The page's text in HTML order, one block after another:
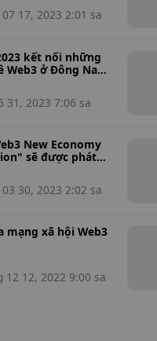
17, 2023 2:01 sa
kết nối những
Web3 ở Đông Nam
31, 2023 7:06 sa
New Economy
sẽ được phát
30, 2023 2:02 sa
mạng xã hội Web3
12 12, 2022 9:00 sa